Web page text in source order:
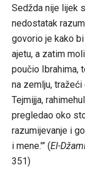
Sedžda nije lijek
nedostatak
govorio je kako
ajetu, a zatim
poučio Ibrahima,
na zemlju,
Tejmijja,
pregledao oko
razumijevanje i
i mene.'” (El-
351)